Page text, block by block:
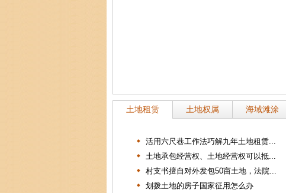
土地租赁 土地权属 海域滩涂
活用六尺巷工作法巧解九年土地租赁...
土地承包经营权、土地经营权可以抵...
村支书擅自对外发包50亩土地，法院...
划拨土地的房子国家征用怎么办